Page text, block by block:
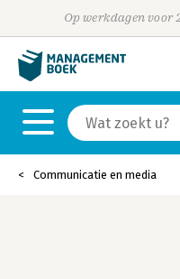
Op werkdagen voor
Communicatie en media